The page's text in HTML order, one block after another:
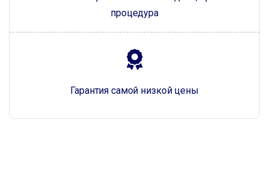
процедура
Гарантия самой низкой цены